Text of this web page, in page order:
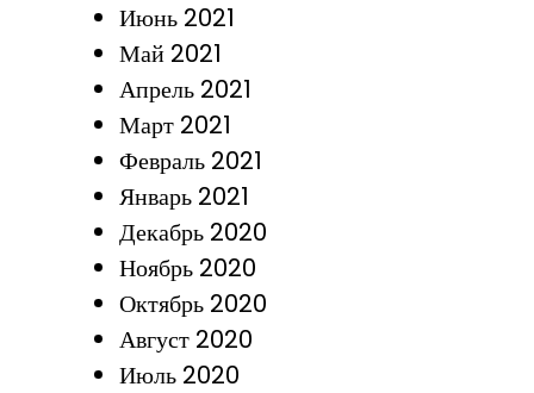
Июнь 2021
Май 2021
Апрель 2021
Март 2021
Февраль 2021
Январь 2021
Декабрь 2020
Ноябрь 2020
Октябрь 2020
Август 2020
Июль 2020